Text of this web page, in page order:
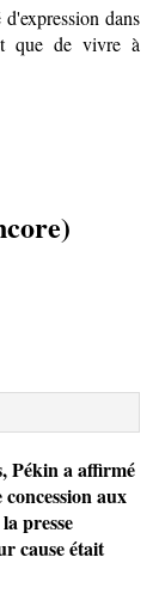
dans
que de vivre à
Pékin a affirmé
aux
presse
cause était